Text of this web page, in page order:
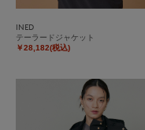
INED
テーラードジャケット
￥28,182(税込)